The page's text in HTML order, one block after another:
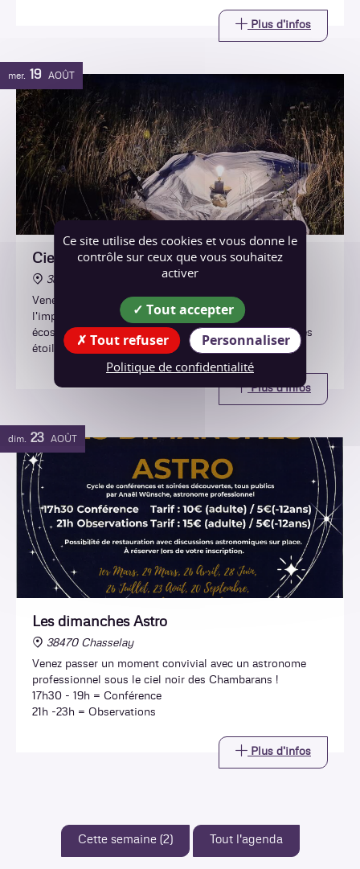
Plus d'infos
mer. 19 AOÛT
Ciel étoilé et biodiversité
38470 Chasselay
Venez découvrir les trésors de la vie nocturne et
l'importance de préserver l'obscurité pour les
écosystèmes tout en profitant pour observer un peu les
étoiles !
Plus d'infos
dim. 23 AOÛT
Les dimanches Astro
38470 Chasselay
Venez passer un moment convivial avec un astronome
professionnel sous le ciel noir des Chambarans !
17h30 - 19h = Conférence
21h -23h = Observations
Plus d'infos
Cette semaine (2) Tout l'agenda
Ce site utilise des cookies et vous donne le
contrôle sur ceux que vous souhaitez
activer
Tout accepter
Tout refuser
Personnaliser
Politique de confidentialité